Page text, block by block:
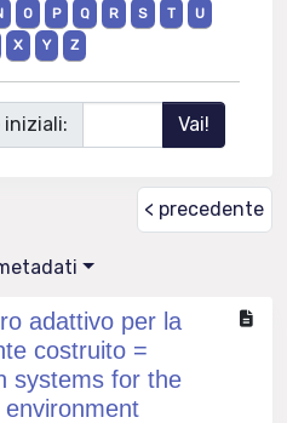
O P Q R S T
U
X Y Z
< precedente
adattivo per la
costruito =
systems for the